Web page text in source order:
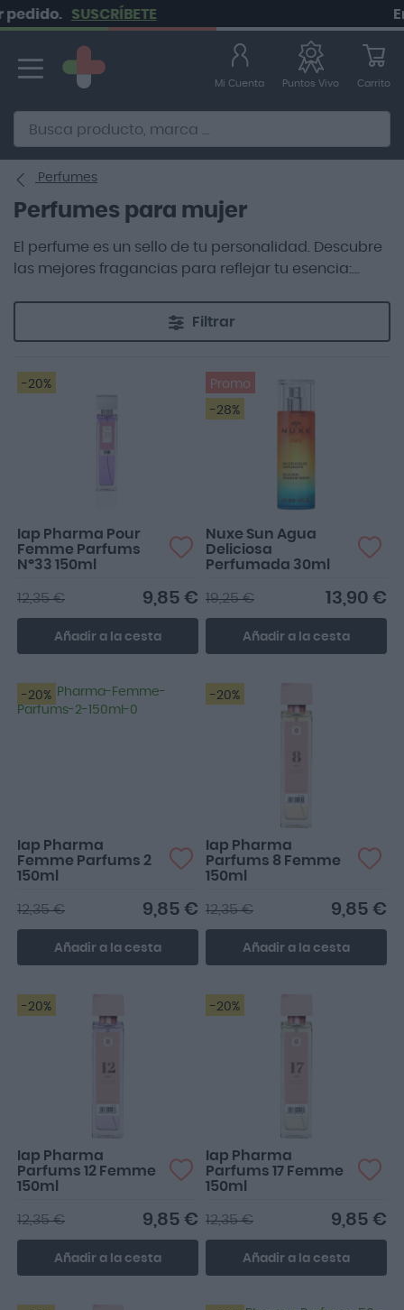
SUSCRÍBETE Envío
contenido
Alternative to Doofinder Ecommerce Search
Mi Cuenta Puntos Vivo Carrito
Perfumes
Perfumes para mujer
El perfume es un sello de tu personalidad. Descubre
las mejores fragancias para reflejar tu esencia:
Filtrar
-20%
Iap Pharma Pour
Femme Parfums
Nº33 150ml
9,85 €
12,35 €
Añadir a la cesta
Promo
-28%
Nuxe Sun Agua
Deliciosa
Perfumada 30ml
13,90 €
19,25 €
Añadir a la cesta
-20%
Iap Pharma
Femme Parfums 2
150ml
9,85 €
12,35 €
Añadir a la cesta
-20%
Iap Pharma
Parfums 8 Femme
150ml
9,85 €
12,35 €
Añadir a la cesta
-20%
Iap Pharma
Parfums 12 Femme
150ml
9,85 €
12,35 €
Añadir a la cesta
-20%
Iap Pharma
Parfums 17 Femme
150ml
9,85 €
12,35 €
Añadir a la cesta